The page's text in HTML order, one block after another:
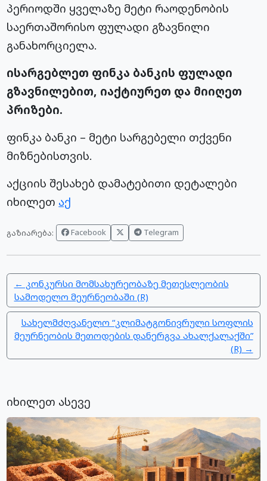
პერიოდში ყველაზე მეტი რაოდენობის
საერთაშორისო ფულადი გზავნილი
განახორციელა.
ისარგებლეთ ფინკა ბანკის ფულადი
გზავნილებით, იაქტიურეთ და მიიღეთ
პრიზები.
ფინკა ბანკი – მეტი სარგებელი თქვენი
მიზნებისთვის.
აქციის შესახებ დამატებითი დეტალები
იხილეთ აქ
გაზიარება: Facebook Telegram
← კონკურსი მომსახურეობაზე მეთესლეობის
სამოდელო მეურნეობაში (R)
სახელმძღვანელო “კლიმატგონივრული სოფლის
მეურნეობის მეთოდების დანერგვა ახალქალაქში”
(R) →
იხილეთ ასევე